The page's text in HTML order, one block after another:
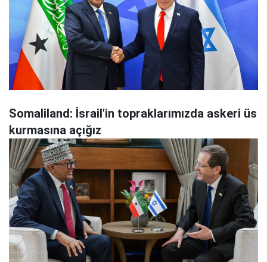
Somaliland: İsrail'in topraklarımızda askeri üs
kurmasına açığız